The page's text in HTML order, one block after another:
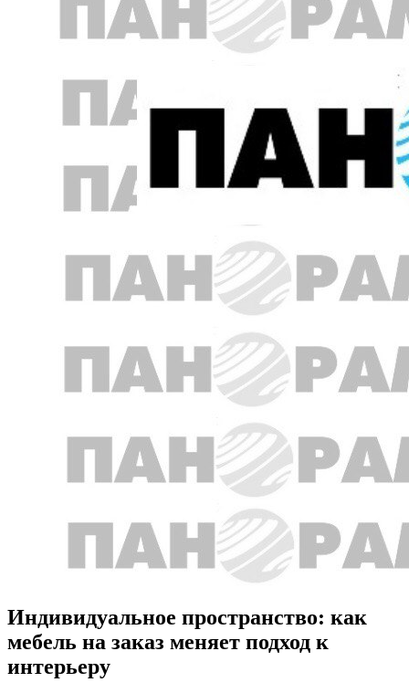
Индивидуальное пространство: как
мебель на заказ меняет подход к
интерьеру